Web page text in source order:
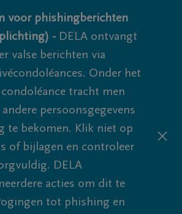
voor phishingberichten
- DELA ontvangt
valse berichten via
Onder het
tracht men
persoonsgegevens
te bekomen. Klik niet op
of bijlagen en controleer
DELA
acties om dit te
tot phishing en